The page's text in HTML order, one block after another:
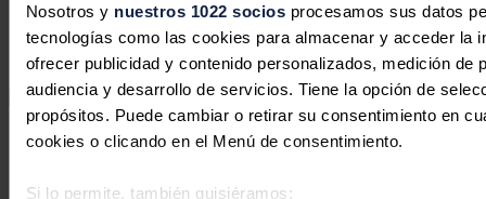
Nosotros y nuestros 1022 sociosprocesamos sus datos
tecnologías como las cookies para almacenar y acceder la
ofrecer publicidad y contenido personalizados, medición de
audiencia y desarrollo de servicios. Tiene la opción de
propósitos. Puede cambiar o retirar su consentimiento en
cookies o clicando en el Menú de consentimiento.
Si lo permite, también quisiéramos:
Secciones
Renovables